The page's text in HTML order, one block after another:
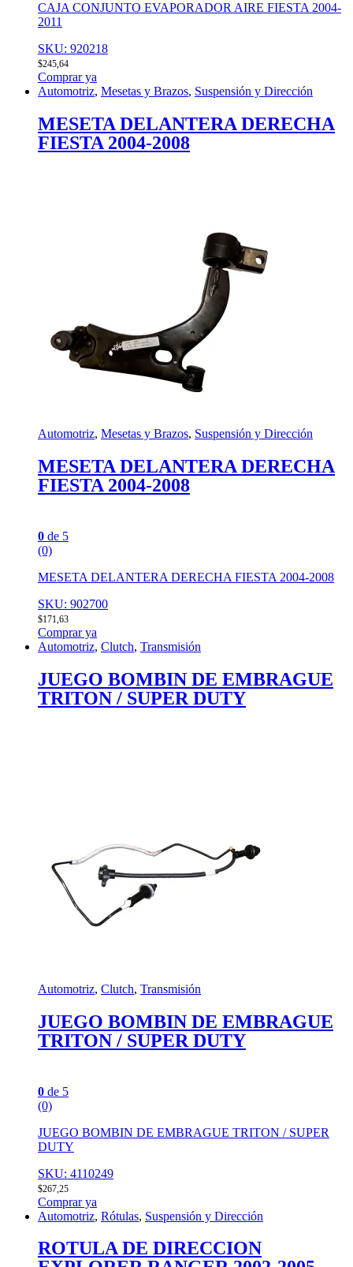
CAJA CONJUNTO EVAPORADOR AIRE FIESTA 2004-
2011
SKU: 920218
$245,64
Comprar ya
Automotriz, Mesetas y Brazos, Suspensión y Dirección
MESETA DELANTERA DERECHA
FIESTA 2004-2008
Automotriz, Mesetas y Brazos, Suspensión y Dirección
MESETA DELANTERA DERECHA
FIESTA 2004-2008
0 de 5
(0)
MESETA DELANTERA DERECHA FIESTA 2004-2008
SKU: 902700
$171,63
Comprar ya
Automotriz, Clutch, Transmisión
JUEGO BOMBIN DE EMBRAGUE
TRITON / SUPER DUTY
Automotriz, Clutch, Transmisión
JUEGO BOMBIN DE EMBRAGUE
TRITON / SUPER DUTY
0 de 5
(0)
JUEGO BOMBIN DE EMBRAGUE TRITON / SUPER
DUTY
SKU: 4110249
$267,25
Comprar ya
Automotriz, Rótulas, Suspensión y Dirección
ROTULA DE DIRECCION